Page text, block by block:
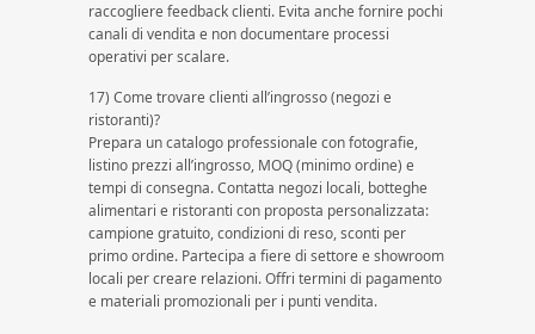
raccogliere feedback clienti. Evita anche fornire pochi
canali di vendita e non documentare processi
operativi per scalare.
17) Come trovare clienti all’ingrosso (negozi e
ristoranti)?
Prepara un catalogo professionale con fotografie,
listino prezzi all’ingrosso, MOQ (minimo ordine) e
tempi di consegna. Contatta negozi locali, botteghe
alimentari e ristoranti con proposta personalizzata:
campione gratuito, condizioni di reso, sconti per
primo ordine. Partecipa a fiere di settore e showroom
locali per creare relazioni. Offri termini di pagamento
e materiali promozionali per i punti vendita.